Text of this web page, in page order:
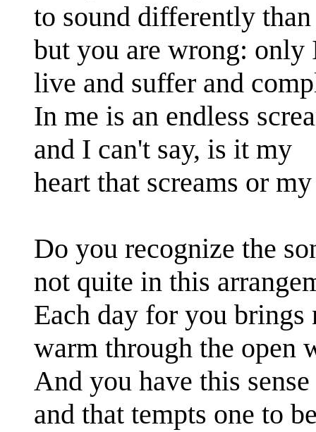
to sound differently
but you are wrong: only
live and suffer and
In me is an endless
and I can't say, is it my
heart that screams or
Do you recognize the
not quite in this
Each day for you
warm through the open
And you have this
and that tempts one to